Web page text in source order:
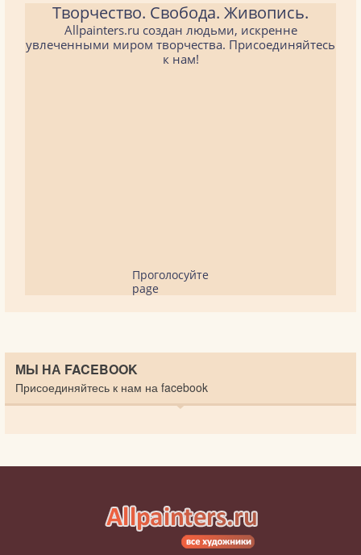
Творчество. Свобода. Живопись.
Allpainters.ru создан людьми, искренне
увлеченными миром творчества. Присоединяйтесь
к нам!
Проголосуйте
page
МЫ НА FACEBOOK
Присоединяйтесь к нам на facebook